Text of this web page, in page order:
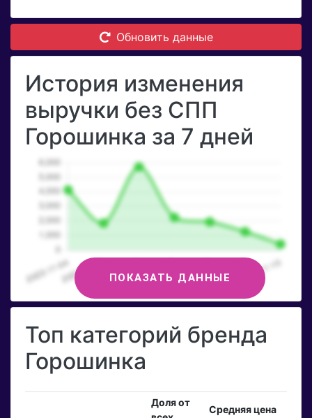
Обновить данные
История изменения
выручки без СПП
Горошинка за 7 дней
ПОКАЗАТЬ ДАННЫЕ
Топ категорий бренда
Горошинка
Доля от
Средняя цена